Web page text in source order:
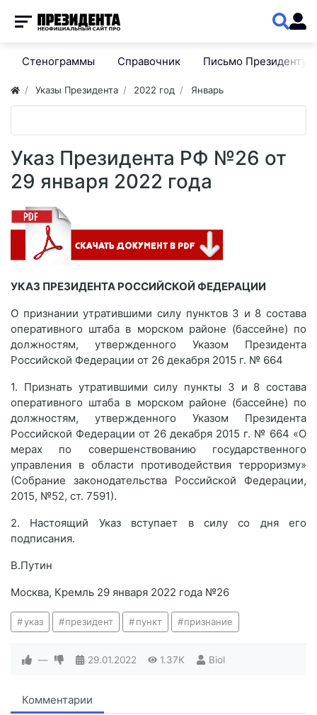
Стенограммы Справочник Письмо Президенту
Указы Президента 2022 год Январь
Указ Президента РФ №26 от
29 января 2022 года
УКАЗ ПРЕЗИДЕНТА РОССИЙСКОЙ ФЕДЕРАЦИИ
О признании утратившими силу пунктов 3 и 8 состава
оперативного штаба в морском районе (бассейне) по
должностям, утвержденного Указом Президента
Российской Федерации от 26 декабря 2015 г. № 664
1. Признать утратившими силу пункты 3 и 8 состава
оперативного штаба в морском районе (бассейне) по
должностям, утвержденного Указом Президента
Российской Федерации от 26 декабря 2015 г. № 664 «О
мерах по совершенствованию государственного
управления в области противодействия терроризму»
(Собрание законодательства Российской Федерации,
2015, №52, ст. 7591).
2. Настоящий Указ вступает в силу со дня его
подписания.
В.Путин
Москва, Кремль 29 января 2022 года №26
указ президент пункт признание
— 29.01.2022 1.37K Biol
Комментарии